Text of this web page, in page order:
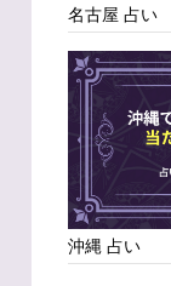
名古屋 占い
沖縄 占い